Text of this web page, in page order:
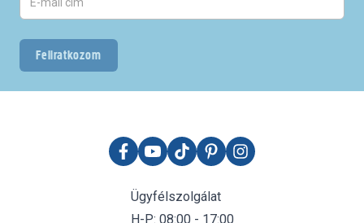
Feliratkozom
Ügyfélszolgálat
H-P: 08:00 - 17:00